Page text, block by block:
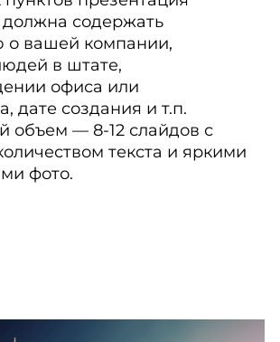
должна содержать
вашей компании,
в штате,
офиса или
дате создания и т.п.
объем — 8-12 слайдов с
текста и яркими
фото.